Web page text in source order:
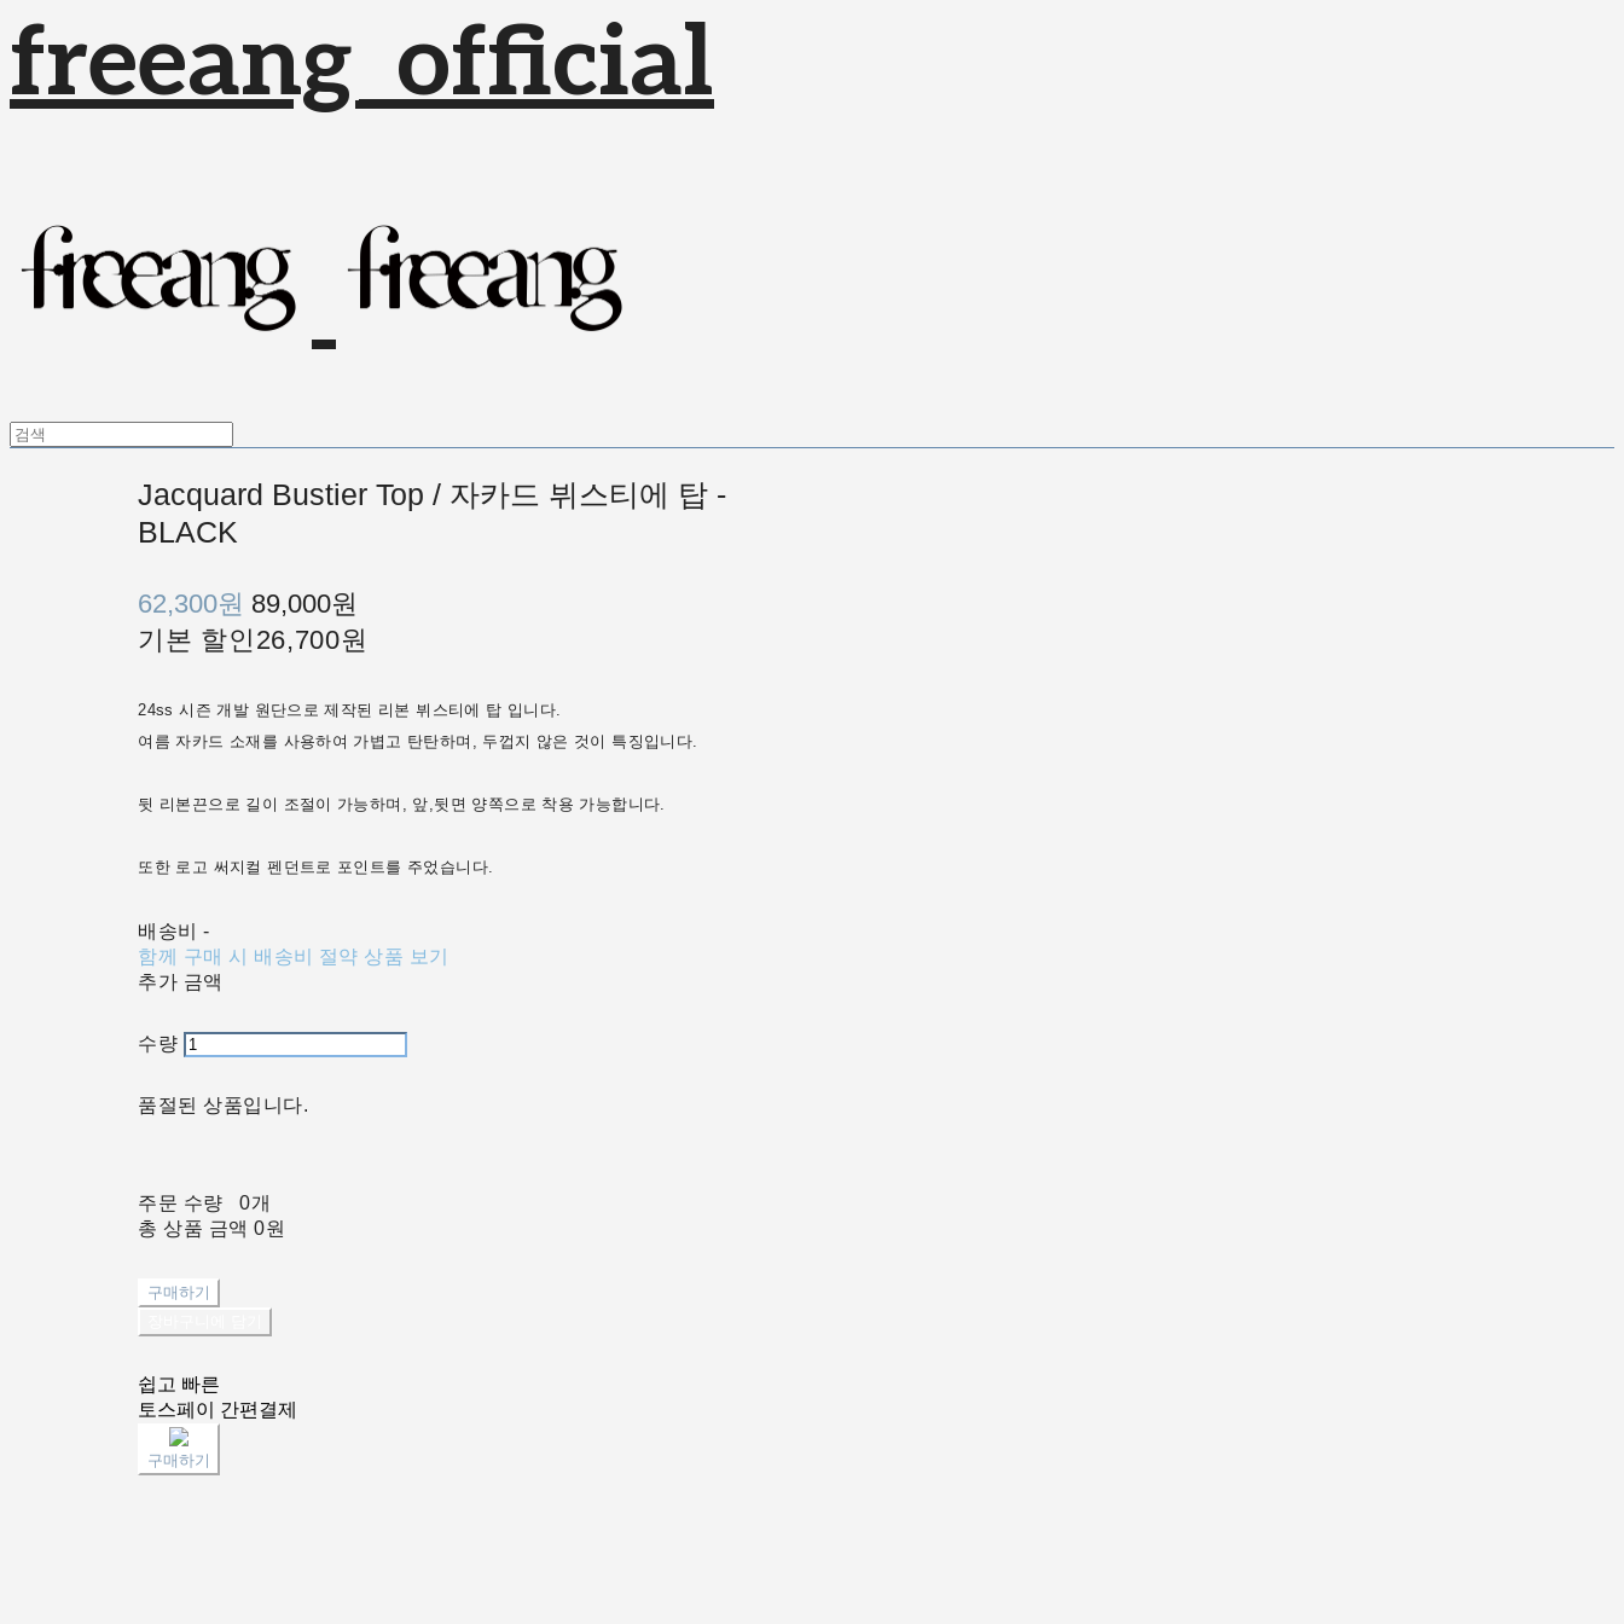
freeang_official
Jacquard Bustier Top / 자카드 뷔스티에 탑 -
BLACK
62,300원 89,000원
기본 할인 26,700원
24ss 시즌 개발 원단으로 제작된 리본 뷔스티에 탑 입니다.
여름 자카드 소재를 사용하여 가볍고 탄탄하며, 두껍지 않은 것이 특징입니다.
뒷 리본끈으로 길이 조절이 가능하며, 앞,뒷면 양쪽으로 착용 가능합니다.
또한 로고 써지컬 펜던트로 포인트를 주었습니다.
배송비-
함께 구매 시 배송비 절약 상품 보기
추가 금액
수량
품절된 상품입니다.
주문 수량
0개
총 상품 금액 0원
구매하기
쉽고 빠른
토스페이 간편결제
구매하기